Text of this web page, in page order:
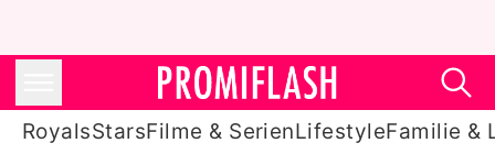
RoyalsStarsFilme & SerienLifestyleFamilie &